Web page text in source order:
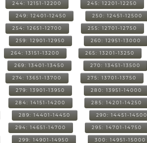
244: 12151-12200 245: 12201-12250
249: 12401-12450 250: 12451-12500
254: 12651-12700 255: 12701-12750
259: 12901-12950 260: 12951-13000
264: 13151-13200 265: 13201-13250
269: 13401-13450 270: 13451-13500
274: 13651-13700 275: 13701-13750
279: 13901-13950 280: 13951-14000
284: 14151-14200 285: 14201-14250
289: 14401-14450 290: 14451-14500
294: 14651-14700 295: 14701-14750
299: 14901-14950 300: 14951-15000